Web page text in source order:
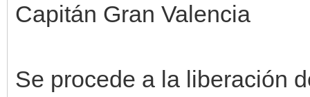
Capitán Gran Valencia
Se procede a la liberación